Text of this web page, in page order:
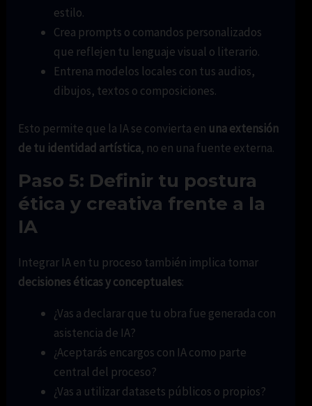
estilo.
Crea prompts o comandos personalizados
que reflejen tu lenguaje visual o literario.
Entrena modelos locales con tus audios,
dibujos, textos o composiciones.
Esto permite que la IA se convierta en una extensión
de tu identidad artística, no en una fuente externa.
Paso 5: Definir tu postura
ética y creativa frente a la
IA
Integrar IA en tu proceso también implica tomar
decisiones éticas y conceptuales:
¿Vas a declarar que tu obra fue generada con
asistencia de IA?
¿Aceptarás encargos con IA como parte
central del proceso?
¿Vas a utilizar datasets públicos o propios?